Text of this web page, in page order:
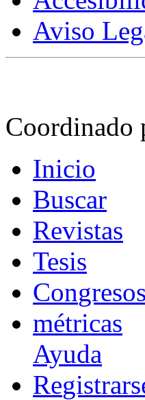
Aviso
Coordinado
Inicio
Buscar
Revistas
Tesis
Congresos
métricas
Ayuda
Re